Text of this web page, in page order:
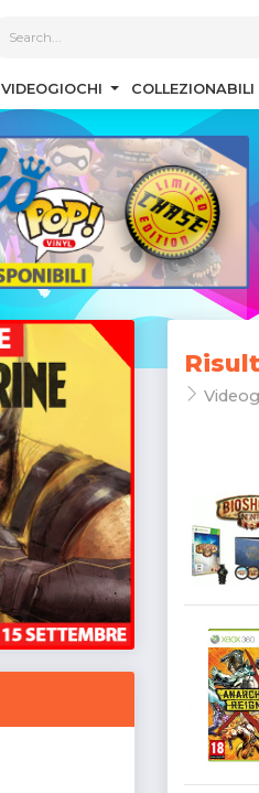
VIDEOGIOCHI COLLEZIONABILI